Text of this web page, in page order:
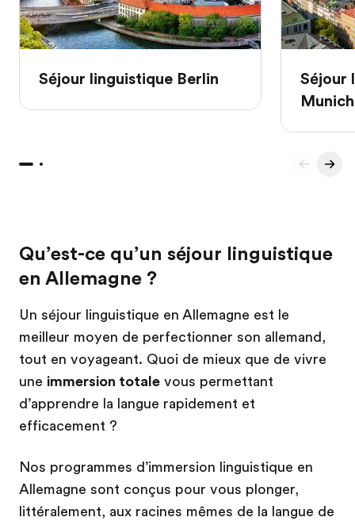
Séjour linguistique Berlin
Séjour
Munich
Qu’est-ce qu’un séjour linguistique
en Allemagne ?
Un séjour linguistique en Allemagne est le
meilleur moyen de perfectionner son allemand,
tout en voyageant. Quoi de mieux que de vivre
une immersion totale vous permettant
d’apprendre la langue rapidement et
efficacement ?
Nos programmes d’immersion linguistique en
Allemagne sont conçus pour vous plonger,
littéralement, aux racines mêmes de la langue de